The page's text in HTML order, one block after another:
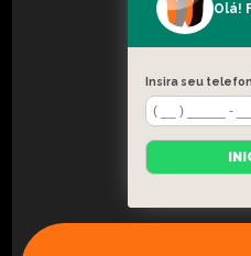
Olá!
Insira seu